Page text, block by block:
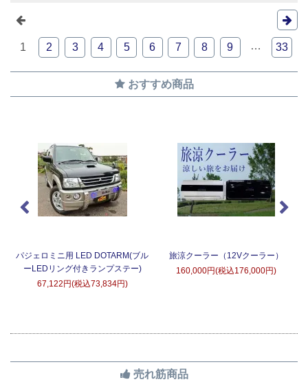
1 2 3 4 5 6 7 8 9 … 33
おすすめ商品
パジェロミニ用 LED DOTARM(ブル
ーLEDリング付きランプステー)
67,122円(税込73,834円)
旅涼クーラー（12Vクーラー）
160,000円(税込176,000円)
売れ筋商品